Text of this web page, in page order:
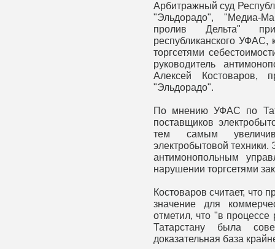
Арбитражный суд
"Эльдорадо", "Медиа-
пролив Дельта"
республиканского
торгсетями
руководитель
Алексей Костоваров,
"Эльдорадо".
По мнению УФАС по
поставщиков
тем самым
электробытовой
антимонопольным
нарушении торгсетями
Костоваров считает, что
значение для
отметил, что "в
Татарстану была
доказательная база